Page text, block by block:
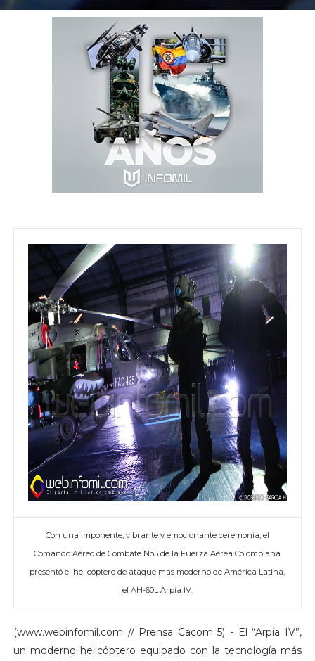
Con una imponente, vibrante y emocionante ceremonia, el
Comando Aéreo de Combate No5 de la Fuerza Aérea Colombiana
presentó el helicóptero de ataque más moderno de América Latina,
el AH-60L Arpía IV.
(www.webinfomil.com // Prensa Cacom 5) - El “Arpía IV”,
un moderno helicóptero equipado con la tecnología más